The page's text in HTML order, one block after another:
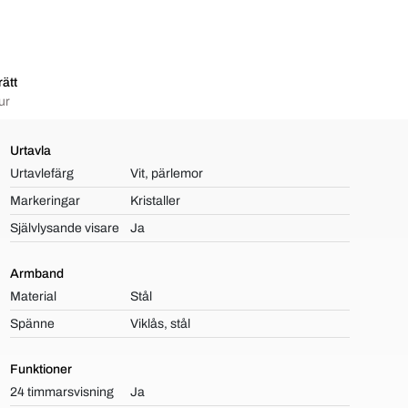
Urtavla
Urtavlefärg
Vit, pärlemor
Markeringar
Kristaller
Självlysande visare
Ja
Armband
Material
Stål
Spänne
Viklås, stål
Funktioner
24 timmarsvisning
Ja